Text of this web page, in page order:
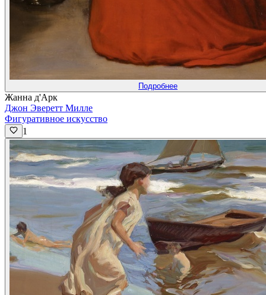
Подробнее
Жанна д'Арк
Джон Эверетт Милле
Фигуративное искусство
1